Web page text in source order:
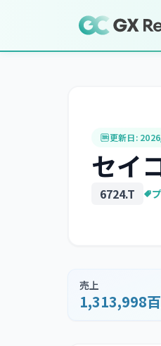
更新日:
セイ
6724.T
売上
1,313,998